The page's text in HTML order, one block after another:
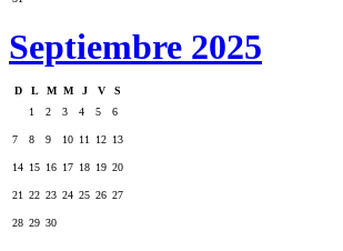
Septiembre 2025
D L M M J V
S
1
2 3 4 5 6
7 8 9 10 11 12 13
14 15 16 17 18 19 20
21 22 23 24 25 26 27
28 29 30